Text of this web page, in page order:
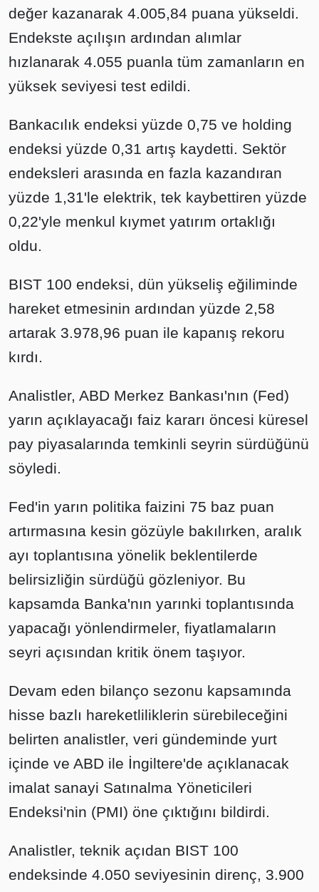
değer kazanarak 4.005,84 puana yükseldi.
Endekste açılışın ardından alımlar
hızlanarak 4.055 puanla tüm zamanların en
yüksek seviyesi test edildi.
Bankacılık endeksi yüzde 0,75 ve holding
endeksi yüzde 0,31 artış kaydetti. Sektör
endeksleri arasında en fazla kazandıran
yüzde 1,31'le elektrik, tek kaybettiren yüzde
0,22'yle menkul kıymet yatırım ortaklığı
oldu.
BIST 100 endeksi, dün yükseliş eğiliminde
hareket etmesinin ardından yüzde 2,58
artarak 3.978,96 puan ile kapanış rekoru
kırdı.
Analistler, ABD Merkez Bankası'nın (Fed)
yarın açıklayacağı faiz kararı öncesi küresel
pay piyasalarında temkinli seyrin sürdüğünü
söyledi.
Fed'in yarın politika faizini 75 baz puan
artırmasına kesin gözüyle bakılırken, aralık
ayı toplantısına yönelik beklentilerde
belirsizliğin sürdüğü gözleniyor. Bu
kapsamda Banka'nın yarınki toplantısında
yapacağı yönlendirmeler, fiyatlamaların
seyri açısından kritik önem taşıyor.
Devam eden bilanço sezonu kapsamında
hisse bazlı hareketliliklerin sürebileceğini
belirten analistler, veri gündeminde yurt
içinde ve ABD ile İngiltere'de açıklanacak
imalat sanayi Satınalma Yöneticileri
Endeksi'nin (PMI) öne çıktığını bildirdi.
Analistler, teknik açıdan BIST 100
endeksinde 4.050 seviyesinin direnç, 3.900